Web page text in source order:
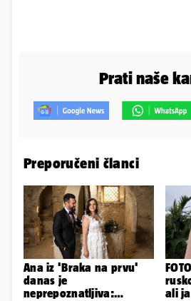
Prati naše
Preporučeni članci
Ana iz 'Braka na prvu'
danas je
neprepoznatljiva:
ali